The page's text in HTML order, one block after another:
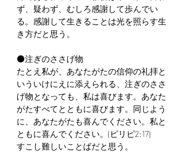
ず、疑わず、むしろ感謝して歩んでい
る。感謝して生きることは光を照らす生
き方だと思う。
⚫️注ぎのささげ物
たとえ私が、あなたがたの信仰の礼拝と
いういけにえに添えられる、注ぎのささ
げ物となっても、私は喜びます。あなた
がたすべてとともに喜びます。同じよう
に、あなたがたも喜んでください。私と
ともに喜んでください。(ピリピ2:17)
すこし難しいことばだと思う。